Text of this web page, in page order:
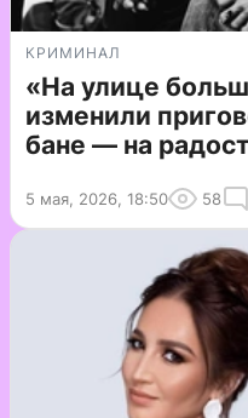
КРИМИНАЛ
«На улице
изменили
бане — на
5 мая, 2026, 18:50 58